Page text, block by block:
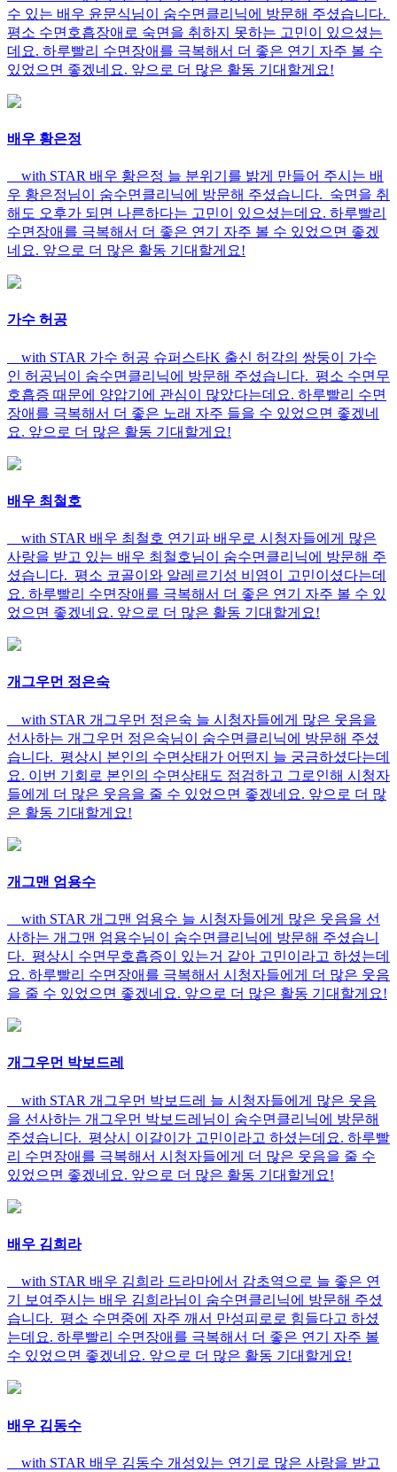
수 있는 배우 윤문식님이 숨수면클리닉에 방문해 주셨습니다.
평소 수면호흡장애로 숙면을 취하지 못하는 고민이 있으셨는
데요. 하루빨리 수면장애를 극복해서 더 좋은 연기 자주 볼 수
있었으면 좋겠네요. 앞으로 더 많은 활동 기대할게요!
배우 황은정
with STAR 배우 황은정 늘 분위기를 밝게 만들어 주시는 배
우 황은정님이 숨수면클리닉에 방문해 주셨습니다. 숙면을 취
해도 오후가 되면 나른하다는 고민이 있으셨는데요. 하루빨리
수면장애를 극복해서 더 좋은 연기 자주 볼 수 있었으면 좋겠
네요. 앞으로 더 많은 활동 기대할게요!
가수 허공
with STAR 가수 허공 슈퍼스타K 출신 허각의 쌍둥이 가수
인 허공님이 숨수면클리닉에 방문해 주셨습니다. 평소 수면무
호흡증 때문에 양압기에 관심이 많았다는데요. 하루빨리 수면
장애를 극복해서 더 좋은 노래 자주 들을 수 있었으면 좋겠네
요. 앞으로 더 많은 활동 기대할게요!
배우 최철호
with STAR 배우 최철호 연기파 배우로 시청자들에게 많은
사랑을 받고 있는 배우 최철호님이 숨수면클리닉에 방문해 주
셨습니다. 평소 코골이와 알레르기성 비염이 고민이셨다는데
요. 하루빨리 수면장애를 극복해서 더 좋은 연기 자주 볼 수 있
었으면 좋겠네요. 앞으로 더 많은 활동 기대할게요!
개그우먼 정은숙
with STAR 개그우먼 정은숙 늘 시청자들에게 많은 웃음을
선사하는 개그우먼 정은숙님이 숨수면클리닉에 방문해 주셨
습니다. 평상시 본인의 수면상태가 어떤지 늘 궁금하셨다는데
요. 이번 기회로 본인의 수면상태도 점검하고 그로인해 시청자
들에게 더 많은 웃음을 줄 수 있었으면 좋겠네요. 앞으로 더 많
은 활동 기대할게요!
개그맨 엄용수
with STAR 개그맨 엄용수 늘 시청자들에게 많은 웃음을 선
사하는 개그맨 엄용수님이 숨수면클리닉에 방문해 주셨습니
다. 평상시 수면무호흡증이 있는거 같아 고민이라고 하셨는데
요. 하루빨리 수면장애를 극복해서 시청자들에게 더 많은 웃음
을 줄 수 있었으면 좋겠네요. 앞으로 더 많은 활동 기대할게요!
개그우먼 박보드레
with STAR 개그우먼 박보드레 늘 시청자들에게 많은 웃음
을 선사하는 개그우먼 박보드레님이 숨수면클리닉에 방문해
주셨습니다. 평상시 이갈이가 고민이라고 하셨는데요. 하루빨
리 수면장애를 극복해서 시청자들에게 더 많은 웃음을 줄 수
있었으면 좋겠네요. 앞으로 더 많은 활동 기대할게요!
배우 김희라
with STAR 배우 김희라 드라마에서 감초역으로 늘 좋은 연
기 보여주시는 배우 김희라님이 숨수면클리닉에 방문해 주셨
습니다. 평소 수면중에 자주 깨서 만성피로로 힘들다고 하셨
는데요. 하루빨리 수면장애를 극복해서 더 좋은 연기 자주 볼
수 있었으면 좋겠네요. 앞으로 더 많은 활동 기대할게요!
배우 김동수
with STAR 배우 김동수 개성있는 연기로 많은 사랑을 받고